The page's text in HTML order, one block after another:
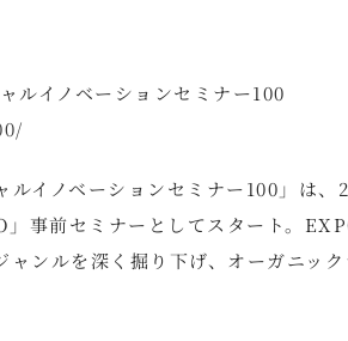
ルイノベーションセミナー100
ルイノベーションセミナー100」は
」事前セミナーとしてスタート。
ンルを深く掘り下げ、オーガニッ